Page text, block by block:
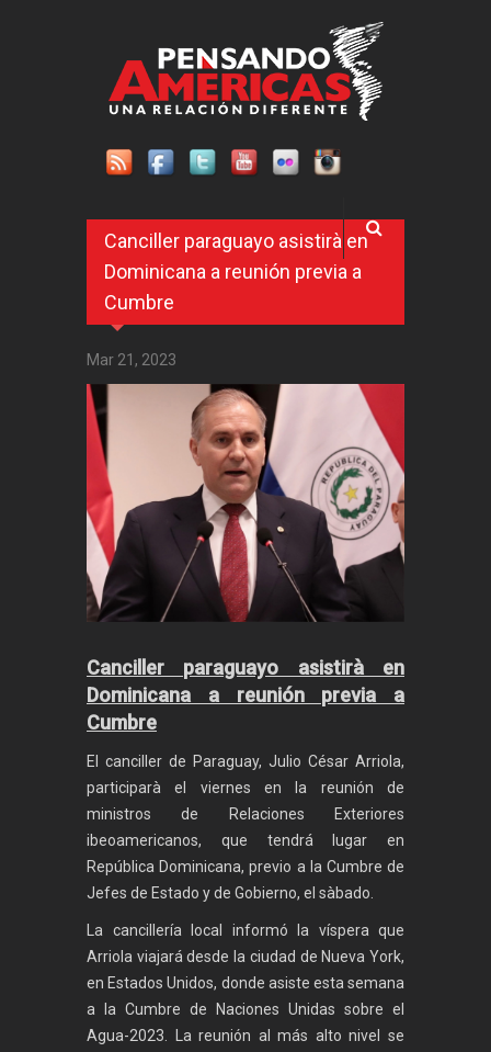
Canciller paraguayo asistirà en
Dominicana a reunión previa a
Cumbre
Mar 21, 2023
Canciller paraguayo asistirà en
Dominicana a reunión previa a
Cumbre
El canciller de Paraguay, Julio César Arriola,
participarà el viernes en la reunión de
ministros de Relaciones Exteriores
ibeoamericanos, que tendrá lugar en
República Dominicana, previo a la Cumbre de
Jefes de Estado y de Gobierno, el sàbado.
La cancillería local informó la víspera que
Arriola viajará desde la ciudad de Nueva York,
en Estados Unidos, donde asiste esta semana
a la Cumbre de Naciones Unidas sobre el
Agua-2023. La reunión al más alto nivel se